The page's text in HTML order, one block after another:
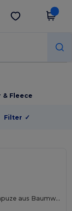
App holen
& Fleece
Filter ✓
Sweatshirt (unisex) mit Kapuze aus Baumwolle und Polyester